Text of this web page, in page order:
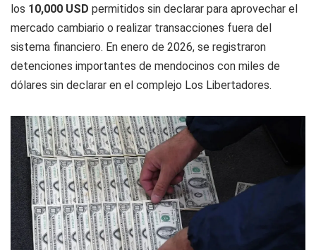
los 10,000 USD permitidos sin declarar para aprovechar el
mercado cambiario o realizar transacciones fuera del
sistema financiero. En enero de 2026, se registraron
detenciones importantes de mendocinos con miles de
dólares sin declarar en el complejo Los Libertadores.